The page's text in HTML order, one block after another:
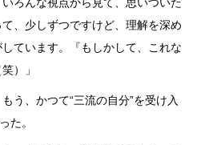
、少しずつですけど、理解を深め
ています。『もしかして、これな
）」
う、かつて“三流の自分”を受け入
た。